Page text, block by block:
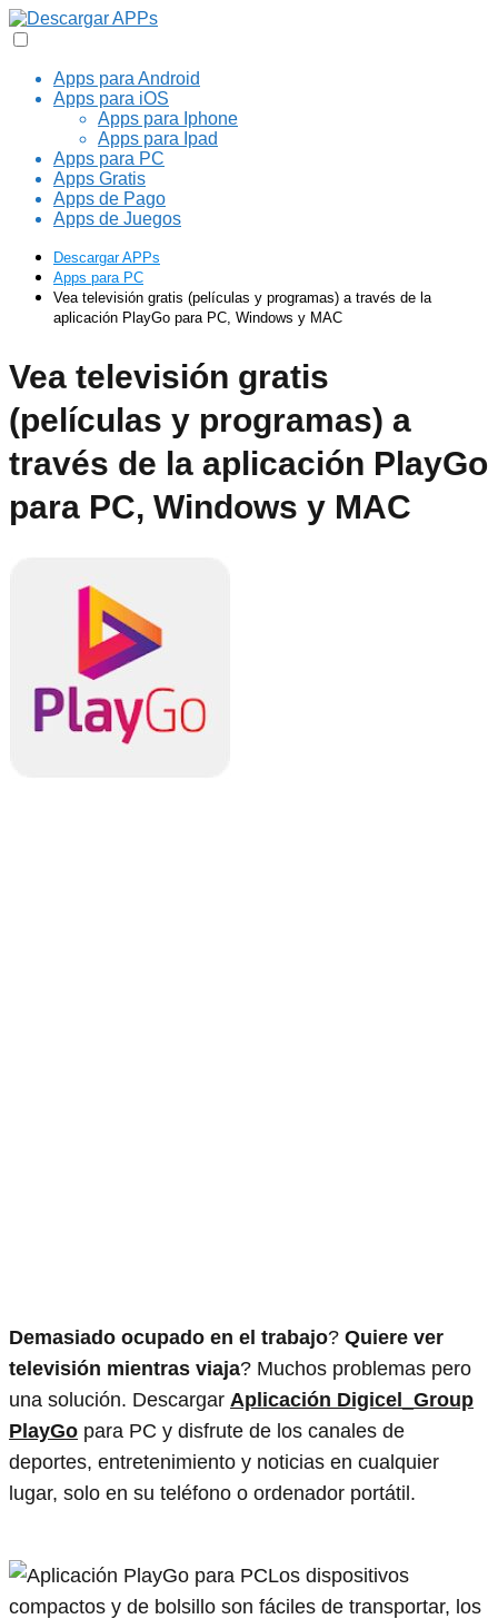
Apps para Android
Apps para iOS
Apps para Iphone
Apps para Ipad
Apps para PC
Apps Gratis
Apps de Pago
Apps de Juegos
Descargar APPs
Apps para PC
Vea televisión gratis (películas y programas) a través de la
aplicación PlayGo para PC, Windows y MAC
Vea televisión gratis
(películas y programas) a
través de la aplicación PlayGo
para PC, Windows y MAC
Demasiado ocupado en el trabajo? Quiere ver
televisión mientras viaja? Muchos problemas pero
una solución. Descargar Aplicación Digicel_Group
PlayGo para PC y disfrute de los canales de
deportes, entretenimiento y noticias en cualquier
lugar, solo en su teléfono o ordenador portátil.
Los dispositivos
compactos y de bolsillo son fáciles de transportar, los